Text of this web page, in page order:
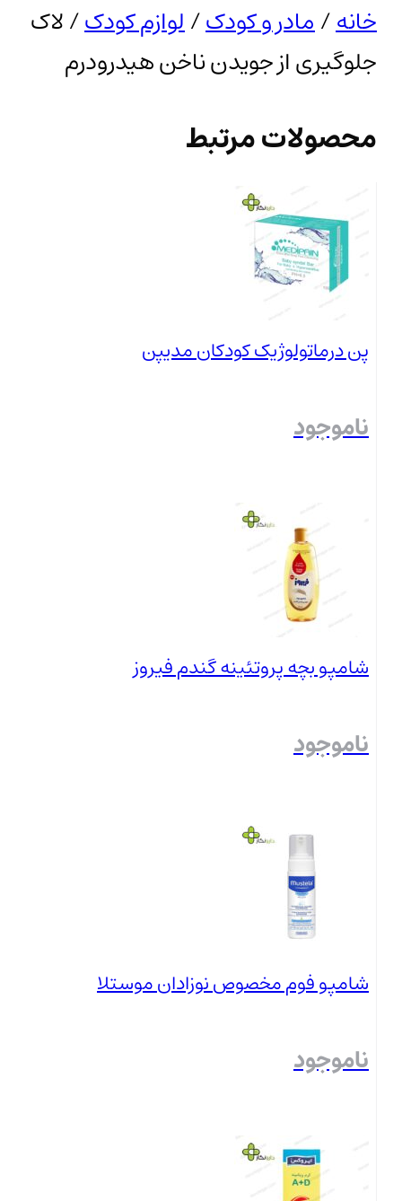
خانه/مادر و کودک/لوازم کودک/ لاک
جلوگیری از جویدن ناخن هیدرودرم
محصولات مرتبط
پن درماتولوژیک کودکان مدیپن
ناموجود
شامپو بچه پروتئینه گندم فیروز
ناموجود
شامپو فوم مخصوص نوزادان موستلا
ناموجود